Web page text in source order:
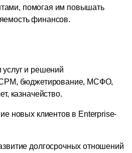
помогая им повышать
финансов.
и решений
бюджетирование, МСФО,
казначейство.
новых клиентов в Enterprise-
долгосрочных отношений